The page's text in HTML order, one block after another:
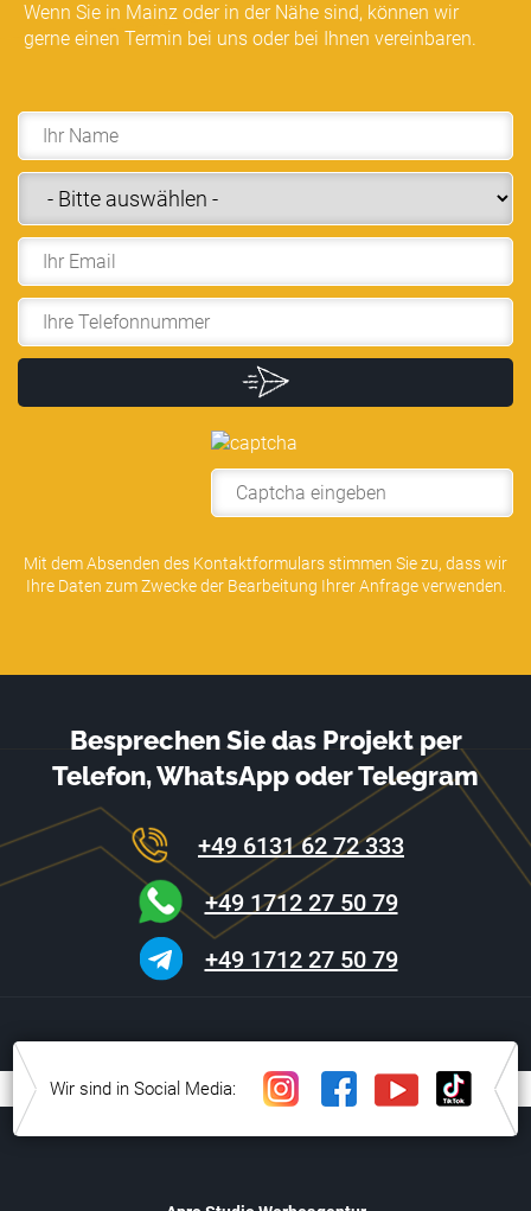
Wenn Sie in Mainz oder in der Nähe sind, können wir
gerne einen Termin bei uns oder bei Ihnen vereinbaren.
Mit dem Absenden des Kontaktformulars stimmen Sie zu, dass wir
Ihre Daten zum Zwecke der Bearbeitung Ihrer Anfrage verwenden.
Besprechen Sie das Projekt per
Telefon, WhatsApp oder Telegram
+49 6131 62 72 333
+49 1712 27 50 79
+49 1712 27 50 79
Wir sind in Social Media: